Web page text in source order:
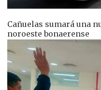
Cañuelas sumará una
noroeste bonaerense